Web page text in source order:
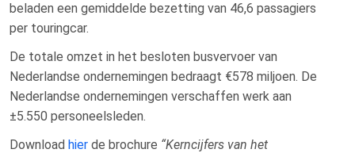
beladen een gemiddelde bezetting van 46,6 passagiers
per touringcar.
De totale omzet in het besloten busvervoer van
Nederlandse ondernemingen bedraagt €578 miljoen. De
Nederlandse ondernemingen verschaffen werk aan
±5.550 personeelsleden.
Download hier de brochure “Kerncijfers van het